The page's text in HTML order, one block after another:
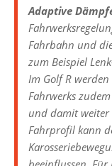
Adaptive
Fahrbahn und
zum Beispiel
Im Golf R
Fahrwerks
und damit weiter
Fahrprofil kann